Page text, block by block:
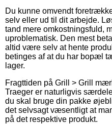
Du kunne omvendt
selv eller ud til dit arbejde.
tand mere omkostningsfuld,
uproblematisk. Den mest
altid være selv at hente
betinges af at du har bopæl
lager.
Fragttiden på Grill > Grill
Traeger er naturligvis
du skal bruge din pakke
det selvsagt væsentligt at
på det respektive produkt.